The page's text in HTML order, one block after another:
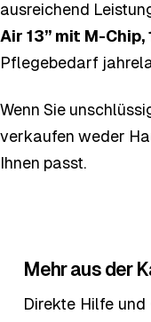
ausreichend
Air 13” mit M-Chip,
Pflegebedarf
Wenn Sie
verkaufen weder
Ihnen passt.
Mehr aus der
Direkte Hilfe